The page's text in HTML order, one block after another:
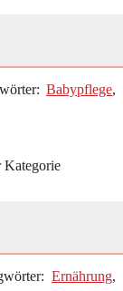
Babypflege,
Kategorie
Ernährung,